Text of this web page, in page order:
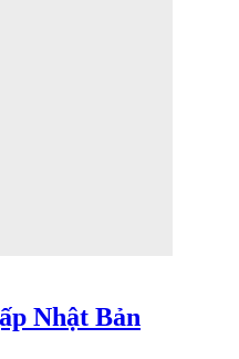
Nhật Bản